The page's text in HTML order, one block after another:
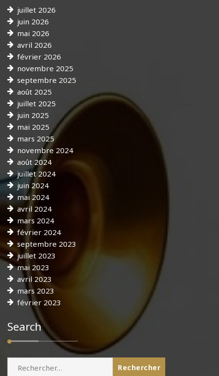
juillet 2026
juin 2026
mai 2026
avril 2026
février 2026
novembre 2025
septembre 2025
août 2025
juillet 2025
juin 2025
mai 2025
mars 2025
novembre 2024
août 2024
juillet 2024
juin 2024
mai 2024
avril 2024
mars 2024
février 2024
septembre 2023
juillet 2023
mai 2023
avril 2023
mars 2023
février 2023
Search